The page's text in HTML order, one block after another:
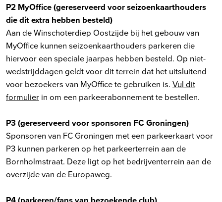
P2 MyOffice (gereserveerd voor seizoenkaarthouders
die dit extra hebben besteld)
Aan de Winschoterdiep Oostzijde bij het gebouw van
MyOffice kunnen seizoenkaarthouders parkeren die
hiervoor een speciale jaarpas hebben besteld. Op niet-
wedstrijddagen geldt voor dit terrein dat het uitsluitend
voor bezoekers van MyOffice te gebruiken is. Vul dit
formulier in om een parkeerabonnement te bestellen.
P3 (gereserveerd voor sponsoren FC Groningen)
Sponsoren van FC Groningen met een parkeerkaart voor
P3 kunnen parkeren op het parkeerterrein aan de
Bornholmstraat. Deze ligt op het bedrijventerrein aan de
overzijde van de Europaweg.